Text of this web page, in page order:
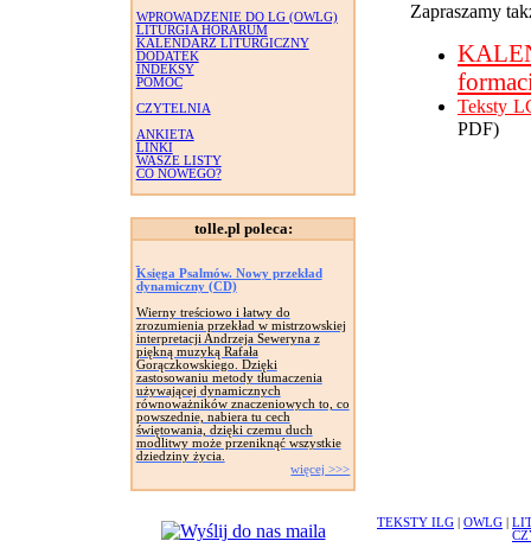
WPROWADZENIE DO LG (OWLG)
LITURGIA HORARUM
KALENDARZ LITURGICZNY
DODATEK
INDEKSY
POMOC
CZYTELNIA
ANKIETA
LINKI
WASZE LISTY
CO NOWEGO?
tolle.pl poleca:
Księga Psalmów. Nowy przekład
dynamiczny (CD)
Wierny treściowo i łatwy do
zrozumienia przekład w mistrzowskiej
interpretacji Andrzeja Seweryna z
piękną muzyką Rafała
Gorączkowskiego. Dzięki
zastosowaniu metody tłumaczenia
używającej dynamicznych
równoważników znaczeniowych to, co
powszednie, nabiera tu cech
świętowania, dzięki czemu duch
modlitwy może przeniknąć wszystkie
dziedziny życia.
więcej >>>
Zapraszamy
Teksty
PDF)
TEKSTY ILG OWLG